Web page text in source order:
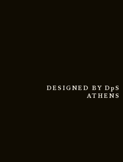
DESIGNED BY DpS
ATHENS